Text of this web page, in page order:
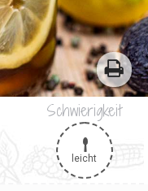
Schwierigkeit
leicht